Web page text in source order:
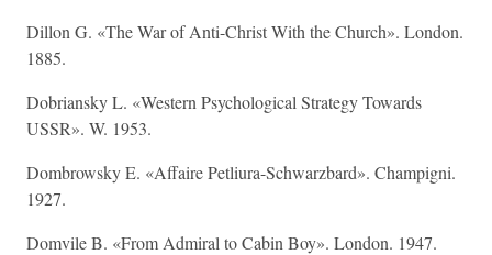
Dillon G. «The War of Anti-Christ With the Church». London.
1885.
Dobriansky L. «Western Psychological Strategy Towards
USSR». W. 1953.
Dombrowsky E. «Affaire Petliura-Schwarzbard». Champigni.
1927.
Domvile B. «From Admiral to Cabin Boy». London. 1947.